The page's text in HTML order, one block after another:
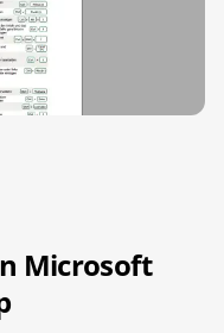
Microsoft